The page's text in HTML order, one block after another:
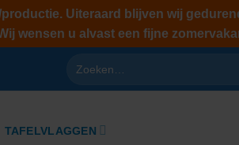
Uiteraard blijven wij
wensen u alvast een fijne
naar:
TAFELVLAGGEN